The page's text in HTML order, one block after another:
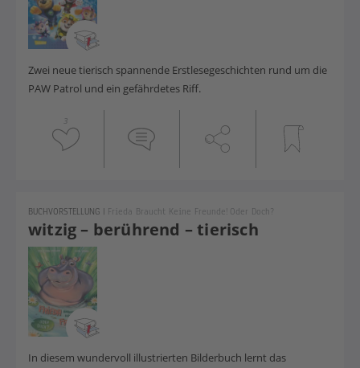
Zwei neue tierisch spannende Erstlesegeschichten rund um die
PAW Patrol und ein gefährdetes Riff.
3
witzig – berührend – tierisch
BUCHVORSTELLUNG | Frieda Braucht Keine Freunde! Oder Doch?
In diesem wundervoll illustrierten Bilderbuch lernt das